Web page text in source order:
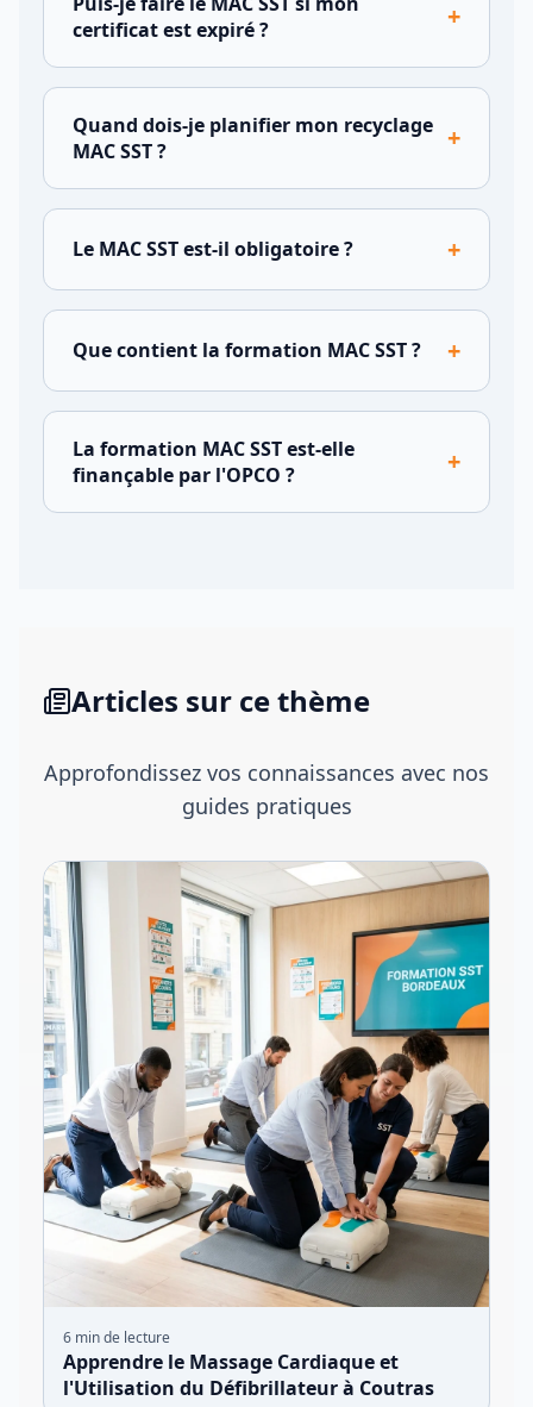
certificat est expiré ?
+
Quand dois-je planifier mon recyclage
MAC SST ?
+
Le MAC SST est-il obligatoire ? +
Que contient la formation MAC SST ? +
La formation MAC SST est-elle
finançable par l'OPCO ?
+
Articles sur ce thème
Approfondissez vos connaissances avec nos
guides pratiques
6 min de lecture
Apprendre le Massage Cardiaque et
l'Utilisation du Défibrillateur à Coutras